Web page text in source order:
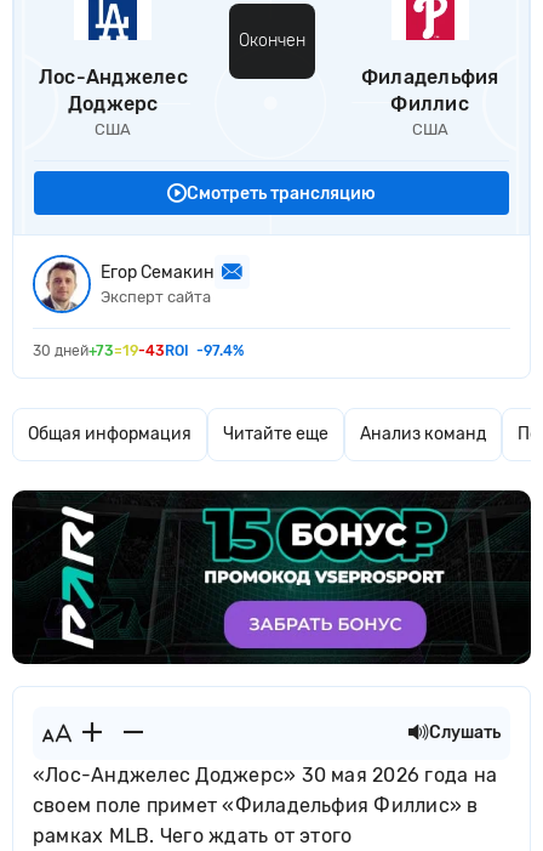
Лос-Анджелес
Доджерс
США
Окончен
Филадельфия
Филлис
США
Смотреть трансляцию
Егор Семакин
Эксперт сайта
30 дней+73=19-43 ROI -97.4%
Общая информация Читайте еще Анализ команд
Слушать
«Лос-Анджелес Доджерс» 30 мая 2026 года на
своем поле примет «Филадельфия Филлис» в
рамках MLB. Чего ждать от этого